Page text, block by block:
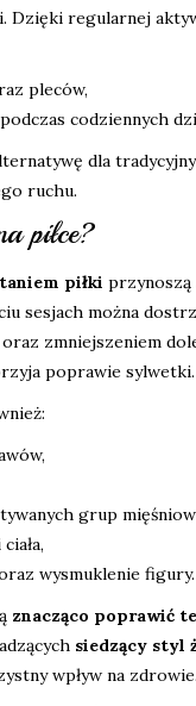
Dzięki regularnej
pleców,
codziennych
dla
ruchu.
piłce?
piłki przynoszą
sesjach można
zmniejszeniem
poprawie sylwetki.
grup
wysmuklenie figury.
znacząco poprawić
siedzący styl
wpływ na zdrowie.